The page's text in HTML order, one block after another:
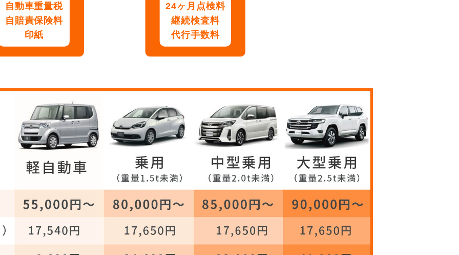
自動車重量税
自賠責保険料
印紙
24ヶ月点検料
継続検査料
代行手数料